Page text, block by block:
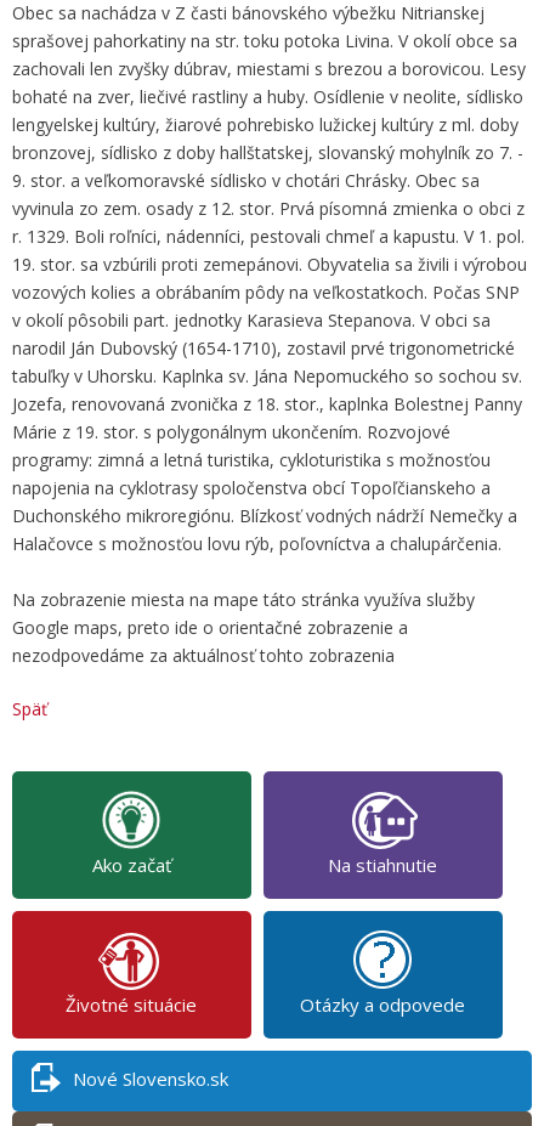
Obec sa nachádza v Z časti bánovského výbežku Nitrianskej
sprašovej pahorkatiny na str. toku potoka Livina. V okolí obce sa
zachovali len zvyšky dúbrav, miestami s brezou a borovicou. Lesy
bohaté na zver, liečivé rastliny a huby. Osídlenie v neolite, sídlisko
lengyelskej kultúry, žiarové pohrebisko lužickej kultúry z ml. doby
bronzovej, sídlisko z doby hallštatskej, slovanský mohylník zo 7. -
9. stor. a veľkomoravské sídlisko v chotári Chrásky. Obec sa
vyvinula zo zem. osady z 12. stor. Prvá písomná zmienka o obci z
r. 1329. Boli roľníci, nádenníci, pestovali chmeľ a kapustu. V 1. pol.
19. stor. sa vzbúrili proti zemepánovi. Obyvatelia sa živili i výrobou
vozových kolies a obrábaním pôdy na veľkostatkoch. Počas SNP
v okolí pôsobili part. jednotky Karasieva Stepanova. V obci sa
narodil Ján Dubovský (1654-1710), zostavil prvé trigonometrické
tabuľky v Uhorsku. Kaplnka sv. Jána Nepomuckého so sochou sv.
Jozefa, renovovaná zvonička z 18. stor., kaplnka Bolestnej Panny
Márie z 19. stor. s polygonálnym ukončením. Rozvojové
programy: zimná a letná turistika, cykloturistika s možnosťou
napojenia na cyklotrasy spoločenstva obcí Topoľčianskeho a
Duchonského mikroregiónu. Blízkosť vodných nádrží Nemečky a
Halačovce s možnosťou lovu rýb, poľovníctva a chalupárčenia.
Na zobrazenie miesta na mape táto stránka využíva služby
Google maps, preto ide o orientačné zobrazenie a
nezodpovedáme za aktuálnosť tohto zobrazenia
Späť
Ako začať Na stiahnutie
Životné situácie Otázky a odpovede
Nové Slovensko.sk